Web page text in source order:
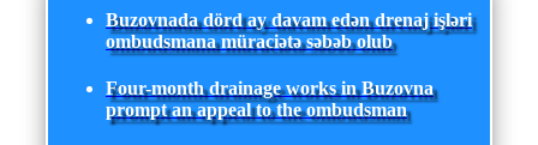
Buzovnada dörd ay davam edən drenaj işləri
ombudsmana müraciətə səbəb olub
Four-month drainage works in Buzovna
prompt an appeal to the ombudsman